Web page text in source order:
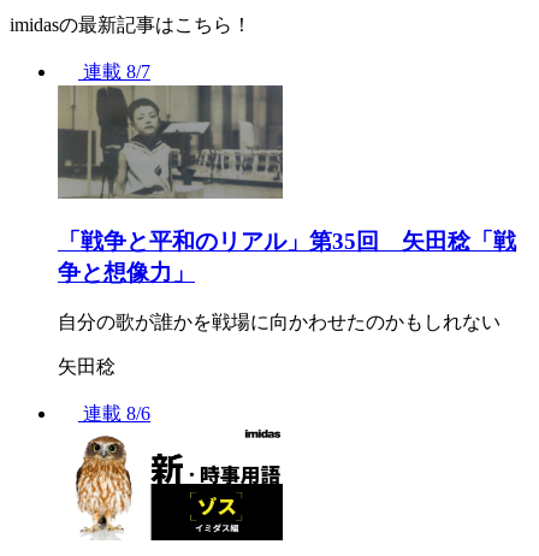
imidasの最新記事はこちら！
連載 8/7
「戦争と平和のリアル」第35回 矢田稔「戦
争と想像力」
自分の歌が誰かを戦場に向かわせたのかもしれない
矢田稔
連載 8/6